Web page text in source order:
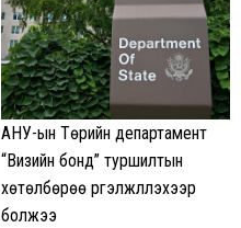
АНУ-ын Төрийн департамент
“Визийн бонд” туршилтын
хөтөлбөрөө үргэлжлүүлэхээр
болжээ